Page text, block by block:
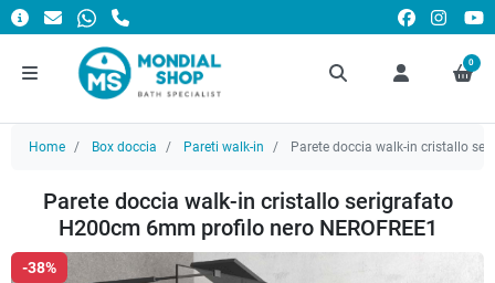
0
Home Box doccia Pareti walk-in Parete doccia walk-in cristallo
Parete doccia walk-in cristallo serigrafato
H200cm 6mm profilo nero NEROFREE1
-38%